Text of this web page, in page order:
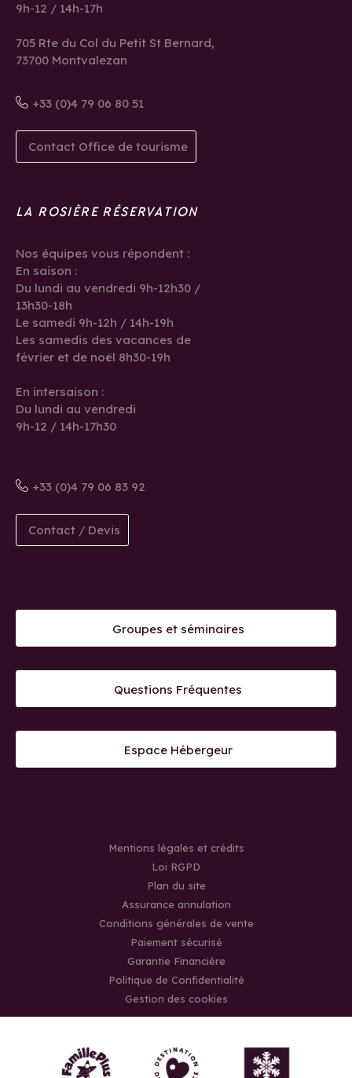
9h-12 / 14h-17h
705 Rte du Col du Petit St Bernard,
73700 Montvalezan
+33 (0)4 79 06 80 51
Contact Office de tourisme
LA ROSIÈRE RÉSERVATION
Nos équipes vous répondent :
En saison :
Du lundi au vendredi 9h-12h30 /
13h30-18h
Le samedi 9h-12h / 14h-19h
Les samedis des vacances de
février et de noël 8h30-19h
En intersaison :
Du lundi au vendredi
9h-12 / 14h-17h30
+33 (0)4 79 06 83 92
Contact / Devis
Groupes et séminaires
Questions Fréquentes
Espace Hébergeur
Mentions légales et crédits
Loi RGPD
Plan du site
Assurance annulation
Conditions générales de vente
Paiement sécurisé
Garantie Financière
Politique de Confidentialité
Gestion des cookies